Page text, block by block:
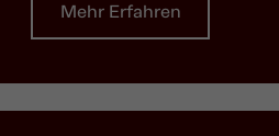
Mehr Erfahren